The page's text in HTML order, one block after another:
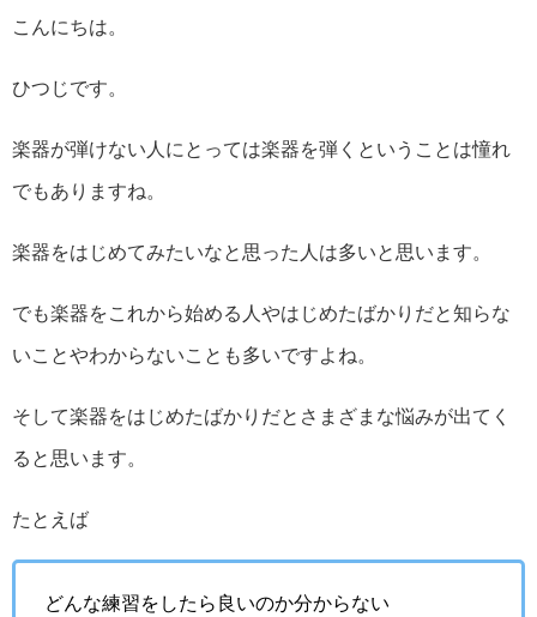
こんにちは。
ひつじです。
楽器が弾けない人にとっては楽器を弾くということは憧れ
でもありますね。
楽器をはじめてみたいなと思った人は多いと思います。
でも楽器をこれから始める人やはじめたばかりだと知らな
いことやわからないことも多いですよね。
そして楽器をはじめたばかりだとさまざまな悩みが出てく
ると思います。
たとえば
どんな練習をしたら良いのか分からない